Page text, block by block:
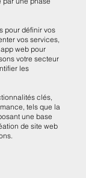
pour définir vos
vos services,
web pour
votre secteur
les
clés,
tels que la
une base
de site web